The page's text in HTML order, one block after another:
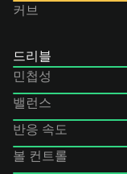
커브
드리블
민첩성
밸런스
반응 속도
볼 컨트롤